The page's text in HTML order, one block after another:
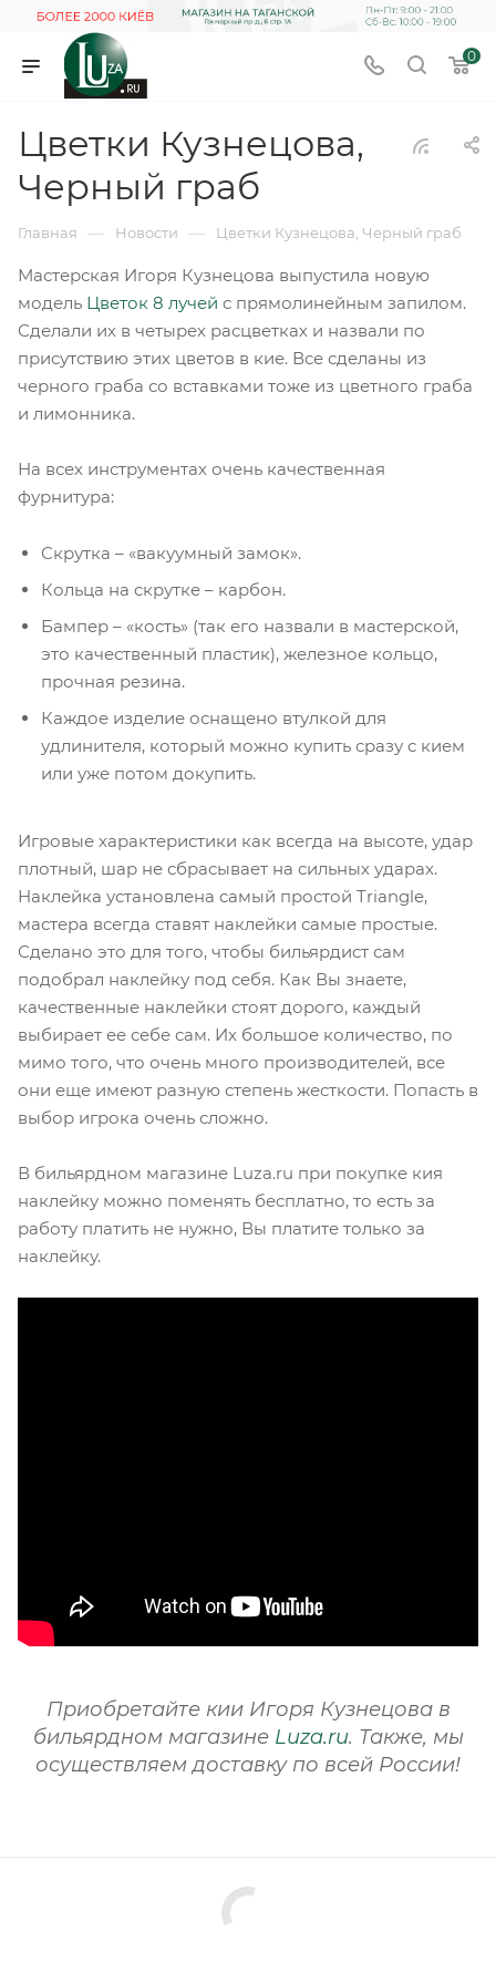
0
Цветки Кузнецова,
Черный граб
Главная — Новости — Цветки Кузнецова, Черный граб
Мастерская Игоря Кузнецова выпустила новую
модель Цветок 8 лучей с прямолинейным запилом.
Сделали их в четырех расцветках и назвали по
присутствию этих цветов в кие. Все сделаны из
черного граба со вставками тоже из цветного граба
и лимонника.
На всех инструментах очень качественная
фурнитура:
Скрутка – «вакуумный замок».
Кольца на скрутке – карбон.
Бампер – «кость» (так его назвали в мастерской,
это качественный пластик), железное кольцо,
прочная резина.
Каждое изделие оснащено втулкой для
удлинителя, который можно купить сразу с кием
или уже потом докупить.
Игровые характеристики как всегда на высоте, удар
плотный, шар не сбрасывает на сильных ударах.
Наклейка установлена самый простой Triangle,
мастера всегда ставят наклейки самые простые.
Сделано это для того, чтобы бильярдист сам
подобрал наклейку под себя. Как Вы знаете,
качественные наклейки стоят дорого, каждый
выбирает ее себе сам. Их большое количество, по
мимо того, что очень много производителей, все
они еще имеют разную степень жесткости. Попасть в
выбор игрока очень сложно.
В бильярдном магазине Luza.ru при покупке кия
наклейку можно поменять бесплатно, то есть за
работу платить не нужно, Вы платите только за
наклейку.
Приобретайте кии Игоря Кузнецова в
бильярдном магазине Luza.ru. Также, мы
осуществляем доставку по всей России!